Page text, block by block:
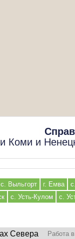
Коми и
с. Выльгорт г. Емва
с. Усть-Кулом с.
Севера Работа